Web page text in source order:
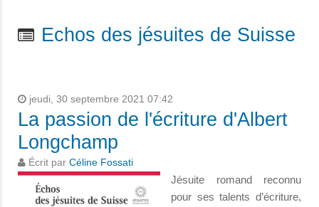
Echos des jésuites de Suisse
jeudi, 30 septembre 2021 07:42
La passion de l'écriture d'Albert
Longchamp
Écrit par Céline Fossati
Jésuite romand reconnu
pour ses talents d’écriture,